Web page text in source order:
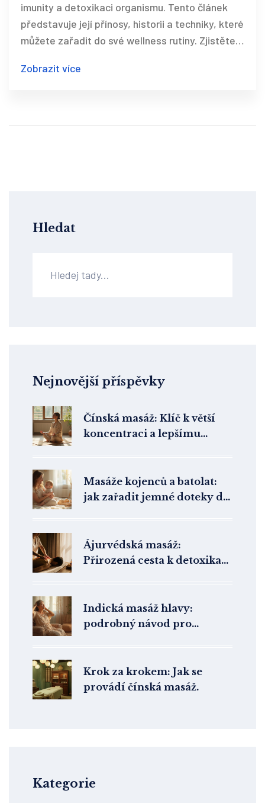
imunity a detoxikaci organismu. Tento článek
představuje její přínosy, historii a techniky, které
můžete zařadit do své wellness rutiny. Zjistěte,
ke zlepšení vaší pohody a zdraví.
Zobrazit více
Hledat
Nejnovější příspěvky
Čínská masáž: Klíč k větší
koncentraci a lepšímu
Masáže kojenců a batolat:
jak zařadit jemné doteky do
Ájurvédská masáž:
Přirozená cesta k detoxikaci
Indická masáž hlavy:
podrobný návod pro
Krok za krokem: Jak se
provádí čínská masáž.
Kategorie